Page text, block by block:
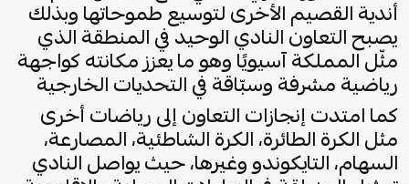
أندية القصيم الأخرى لتوسيع طموحاتها وبذلك
يصبح التعاون النادي الوحيد في المنطقة الذي
مثّل المملكة آسيويًا وهو ما يعزز مكانته كواجهة
رياضية مشرفة وسبّاقة في التحديات الخارجية
كما امتدت إنجازات التعاون إلى رياضات أخرى
مثل الكرة الطائرة، الكرة الشاطئية، المصارعة،
السهام، التايكوندو وغيرها، حيث يواصل النادي